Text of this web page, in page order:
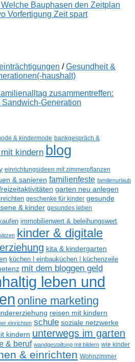
Bauphasen den Zeitplan
Vorfertigung Zeit spart
/ Gesundheit &
haushalt)
zusammentreffen:
Generation
& kindermode bankgespräch &
kindern blog
einrichtungsideen mit zimmerpflanzen
& sanieren familienfeste familienurlaub
garten neu anlegen
geschenke für kinder gesunde
& kinder gesundes leben
immobilienwert & beleihungswert
kinder & digitale
kita & kindergarten
küchen | einbauküchen | küchenzeile
mit dem bloggen geld
leben und
online marketing
reisen mit kindern
einrichten schule soziale netzwerke
kindern unterwegs im garten
& beruf wandgestaltung mit bildern wie kinder
& einrichten Wohnzimmer